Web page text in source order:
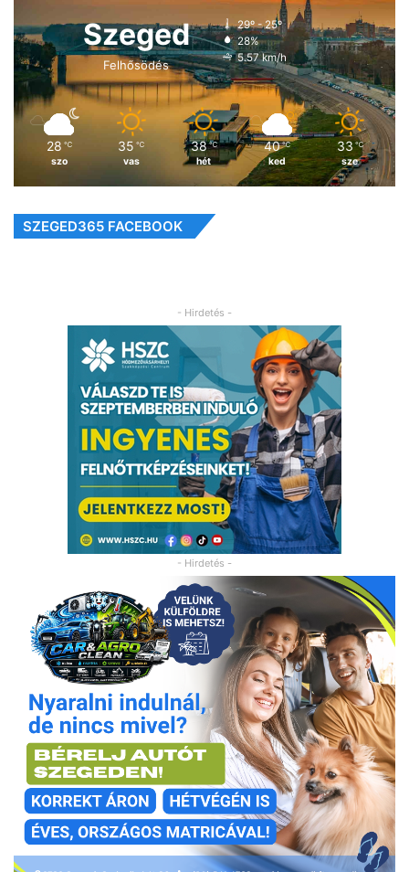
Szeged
Felhősödés
29º - 25º
28%
5.57 km/h
28 ℃
szo
35 ℃
vas
38 ℃
hét
40 ℃
ked
33 ℃
sze
SZEGED365 FACEBOOK
- Hirdetés -
- Hirdetés -